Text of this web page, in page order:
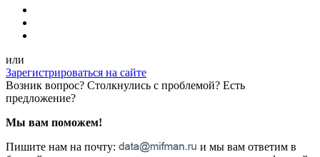
или
Зарегистрироваться на сайте
Возник вопрос? Столкнулись с проблемой? Есть
предложение?
Мы вам поможем!
Пишите нам на почту:
и мы вам ответим в